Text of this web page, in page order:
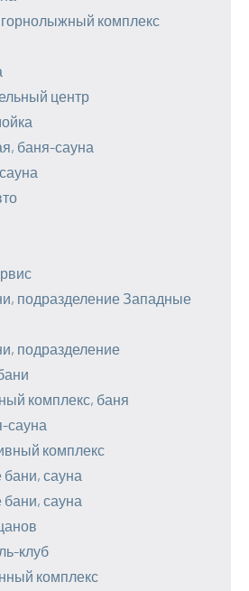
горнолыжный комплекс
центр
баня-сауна
подразделение Западные
подразделение
комплекс, баня
сауна
комплекс
сауна
сауна
клуб
комплекс